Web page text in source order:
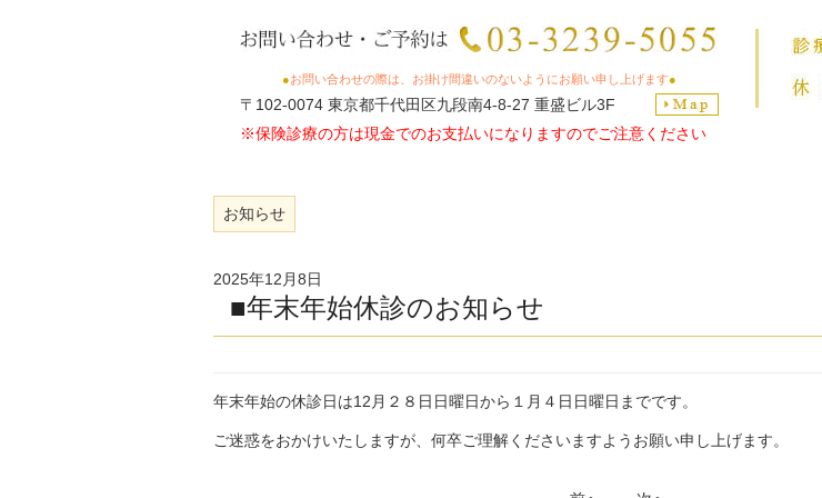
●お問い合わせの際は、お掛け間違いのないようにお願い申し上げます●
〒102-0074 東京都千代田区九段南4-8-27 重盛ビル3F
※保険診療の方は現金でのお支払いになりますのでご注意ください
お知らせ
2025年12月8日
■年末年始休診のお知らせ
年末年始の休診日は12月２８日日曜日から１月４日日曜日までです。
ご迷惑をおかけいたしますが、何卒ご理解くださいますようお願い申し上げます。